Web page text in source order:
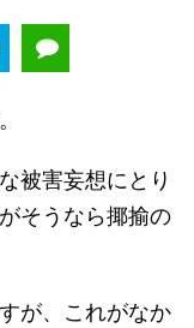
被害妄想にとり
そうなら揶揄の
が、これがなか